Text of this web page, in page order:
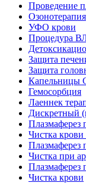
Проведение
Озонотерапия
УФО крови
Процедура
Защита
Защита
Капельницы
Гемосорбция
Лаеннек
Дискретный
Плазмаферез
Чистка
Плазмаферез
Чистка при
Плазмаферез
Чистка крови